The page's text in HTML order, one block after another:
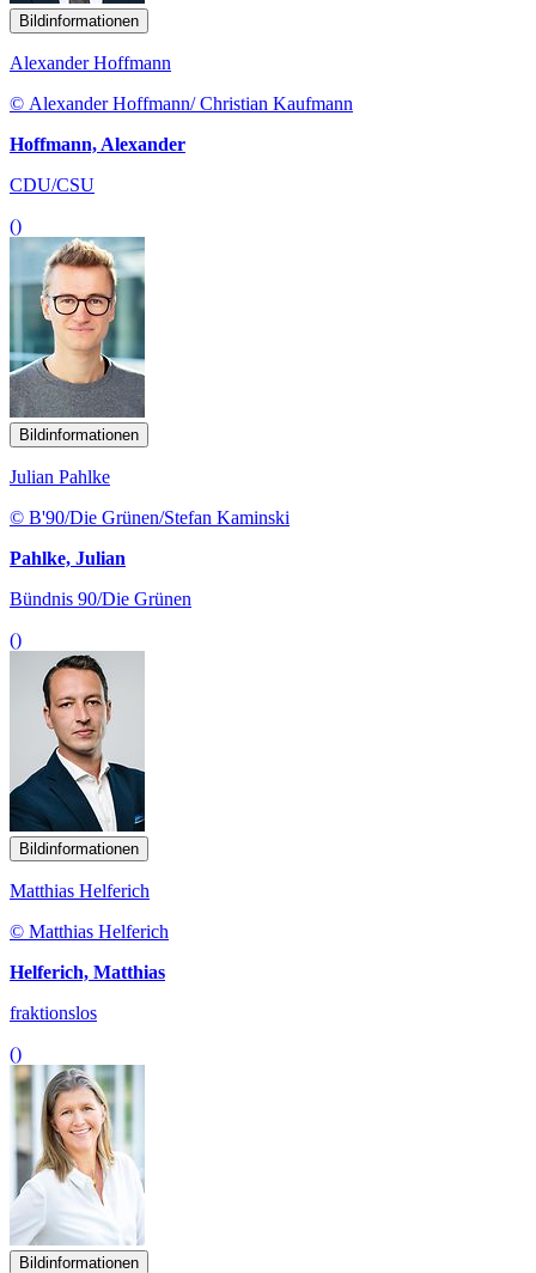
Bildinformationen
Alexander Hoffmann
© Alexander Hoffmann/ Christian Kaufmann
Hoffmann, Alexander
CDU/CSU
()
Bildinformationen
Julian Pahlke
© B'90/Die Grünen/Stefan Kaminski
Pahlke, Julian
Bündnis 90/Die Grünen
()
Bildinformationen
Matthias Helferich
© Matthias Helferich
Helferich, Matthias
fraktionslos
()
Bildinformationen